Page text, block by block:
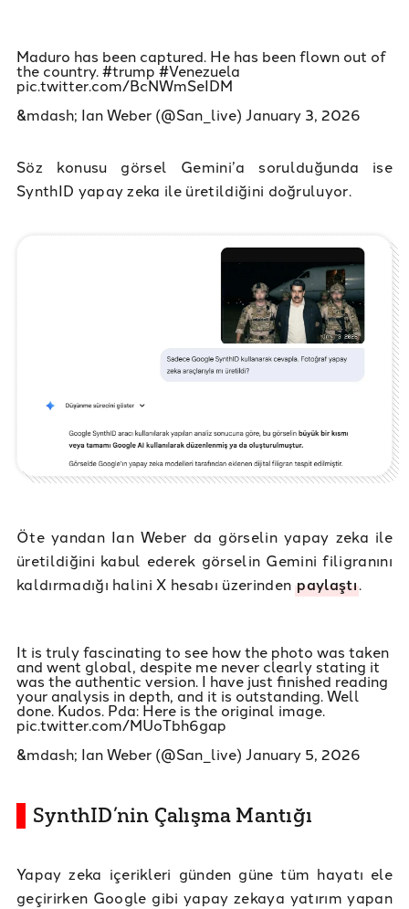
Maduro has been captured. He has been flown out of
the country.#trump #Venezuela
pic.twitter.com/BcNWmSeIDM
&mdash; Ian Weber (@San_live) January 3, 2026
Söz konusu görsel Gemini’a sorulduğunda ise
SynthID yapay zeka ile üretildiğini doğruluyor.
Öte yandan Ian Weber da görselin yapay zeka ile
üretildiğini kabul ederek görselin Gemini filigranını
kaldırmadığı halini X hesabı üzerindenpaylaştı.
It is truly fascinating to see how the photo was taken
and went global, despite me never clearly stating it
was the authentic version. I have just finished reading
your analysis in depth, and it is outstanding. Well
done. Kudos. Pda: Here is the original image.
pic.twitter.com/MUoTbh6gap
&mdash; Ian Weber (@San_live) January 5, 2026
SynthID’nin Çalışma Mantığı
Yapay zeka içerikleri günden güne tüm hayatı ele
geçirirken Google gibi yapay zekaya yatırım yapan